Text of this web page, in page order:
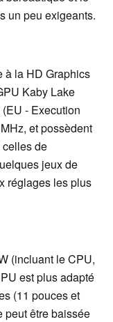
un peu exigeants.
à la HD Graphics
Kaby Lake
- Execution
et possèdent
de
jeux de
réglages les plus
(incluant le CPU,
est plus adapté
(11 pouces et
peut être baissée